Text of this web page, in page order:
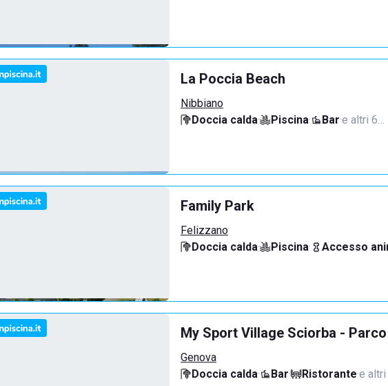
La Poccia Beach
Nibbiano
Doccia calda· Piscina· Bar·e altri 6…
Family Park
Felizzano
Doccia calda· Piscina· Accesso
My Sport Village Sciorba -
Genova
Doccia calda· Bar· Ristorante·e